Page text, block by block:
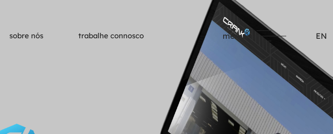
sobre nós trabalhe connosco menu EN